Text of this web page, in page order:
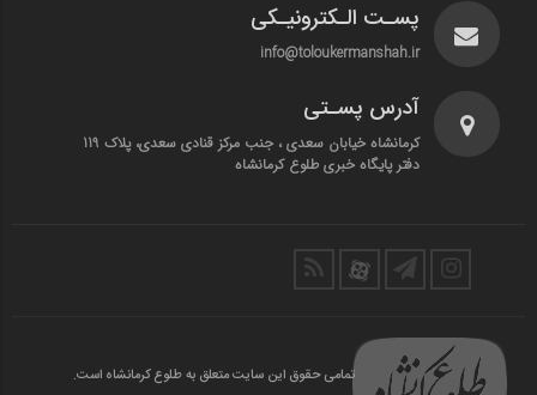
پسـت الـکترونیـکی
info@toloukermanshah.ir
آدرس پسـتی
کرمانشاه خیابان سعدی ، جنب مرکز قنادی سعدی، پلاک 119
دفتر پایگاه خبری طلوع کرمانشاه
تمامی حقوق این سایت متعلق به طلوع کرمانشاه است.